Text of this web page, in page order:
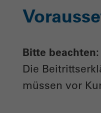
Bitte beachten:
Die
müssen vor